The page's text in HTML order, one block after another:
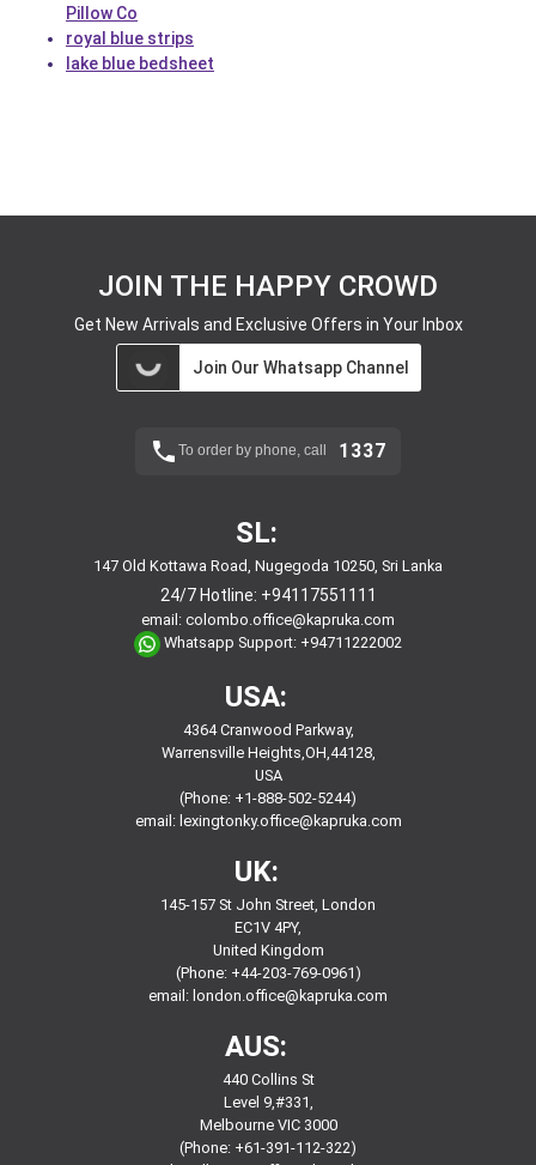
Pillow Co
royal blue strips
lake blue bedsheet
JOIN THE HAPPY CROWD
Get New Arrivals and Exclusive Offers in Your Inbox
Join Our Whatsapp Channel
To order by phone, call 1337
SL:
147 Old Kottawa Road, Nugegoda 10250, Sri Lanka
24/7 Hotline: +94117551111
email: colombo.office@kapruka.com
Whatsapp Support: +94711222002
USA:
4364 Cranwood Parkway,
Warrensville Heights,OH,44128,
USA
(Phone: +1-888-502-5244)
email: lexingtonky.office@kapruka.com
UK:
145-157 St John Street, London
EC1V 4PY,
United Kingdom
(Phone: +44-203-769-0961)
email: london.office@kapruka.com
AUS:
440 Collins St
Level 9,#331,
Melbourne VIC 3000
(Phone: +61-391-112-322)